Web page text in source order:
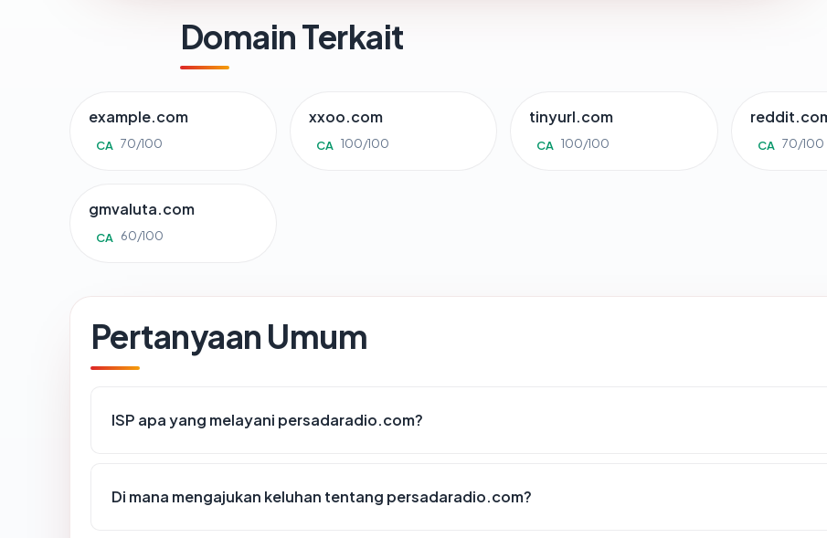
Domain Terkait
example.com
CA 70/100
xxoo.com
CA 100/100
tinyurl.com
CA 100/100 CA 70/100
gmvaluta.com
CA 60/100
Pertanyaan Umum
ISP apa yang melayani persadaradio.com?
Di mana mengajukan keluhan tentang persadaradio.com?